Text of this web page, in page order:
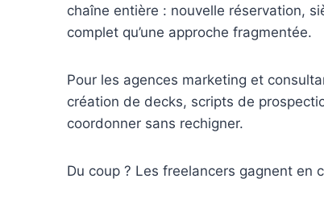
chaîne entière : nouvelle réservation,
complet qu’une approche fragmentée.
Pour les agences marketing et
création de decks, scripts de
coordonner sans rechigner.
Du coup ? Les freelancers gagnent en